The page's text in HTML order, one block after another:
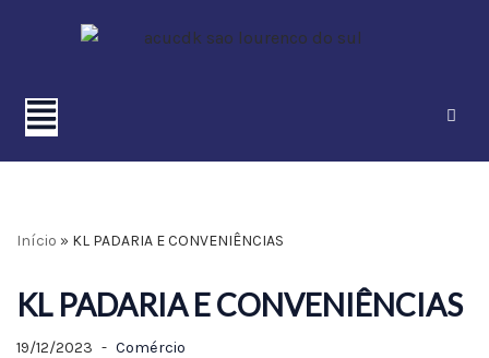
conteúdo
Início » KL PADARIA E CONVENIÊNCIAS
KL PADARIA E CONVENIÊNCIAS
19/12/2023 Comércio